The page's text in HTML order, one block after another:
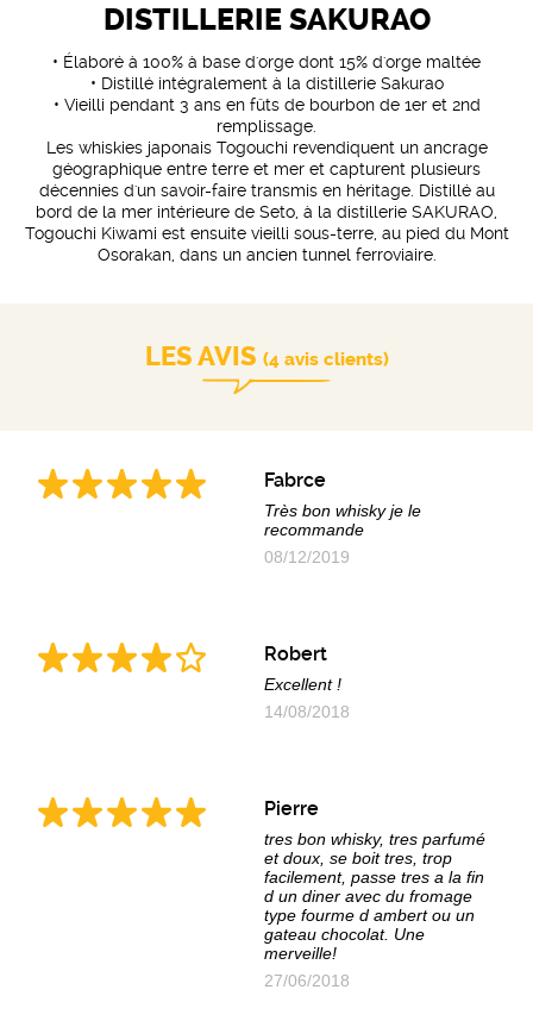
DISTILLERIE SAKURAO
• Élaboré à 100% à base d'orge dont 15% d'orge maltée
• Distillé intégralement à la distillerie Sakurao
• Vieilli pendant 3 ans en fûts de bourbon de 1er et 2nd
remplissage.
Les whiskies japonais Togouchi revendiquent un ancrage
géographique entre terre et mer et capturent plusieurs
décennies d'un savoir-faire transmis en héritage. Distillé au
bord de la mer intérieure de Seto, à la distillerie SAKURAO,
Togouchi Kiwami est ensuite vieilli sous-terre, au pied du Mont
Osorakan, dans un ancien tunnel ferroviaire.
LES AVIS (4 avis clients)
Fabrce
Très bon whisky je le
recommande
08/12/2019
Robert
Excellent !
14/08/2018
Pierre
tres bon whisky, tres parfumé
et doux, se boit tres, trop
facilement, passe tres a la fin
d un diner avec du fromage
type fourme d ambert ou un
gateau chocolat. Une
merveille!
27/06/2018